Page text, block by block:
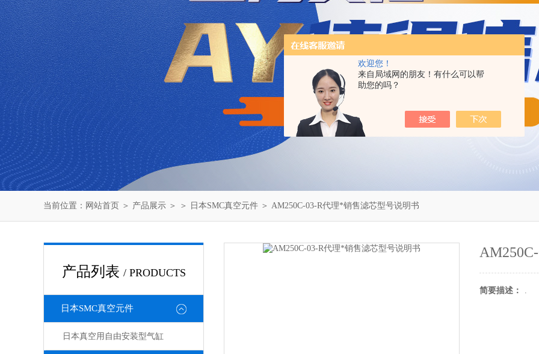
欢迎您！
来自局域网的朋友！有什么可以帮
助您的吗？
当前位置： 网站首页 ＞ 产品展示 ＞ ＞ 日本SMC真空元件 ＞ AM250C-03-R代理*销售滤芯型号说明书
产品列表 / PRODUCTS
日本SMC真空元件
日本真空用自由安装型气缸
简要描述： .